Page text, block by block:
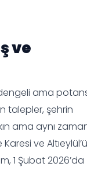
ve
ama
talepler, şehrin
ama aynı
ve
1 Şubat 2026’da